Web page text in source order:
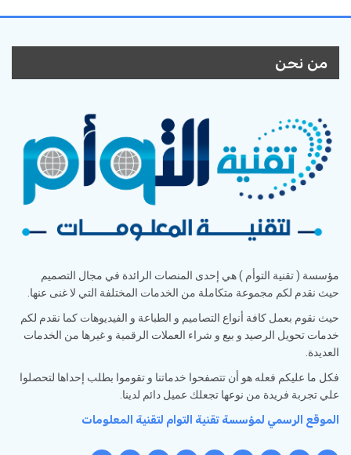
من نحن
مؤسسة ( تقنية التوأم ) هي إحدى المنصات الرائدة في مجال التصميم
حيث نقدم لكم مجموعة متكاملة من الخدمات المختلفة التي لا غنى عنها.
حيث نقوم بعمل كافة أنواع التصاميم و الطباعة و الفيديوهات كما نقدم لكم
خدمات تحويل الرصيد و بيع و شراء العملات الرقمية و غيرها من الخدمات
العديدة.
فكل ما عليكم فعله هو أن تتصفحوا خدماتنا و تقوموا بطلب إحداها لتحصلوا
علي تجربة فريدة من نوعها تجعلك عميل دائم لدينا.
الموقع الرسمي لمؤسسة تقنية التوام لتقنية المعلومات